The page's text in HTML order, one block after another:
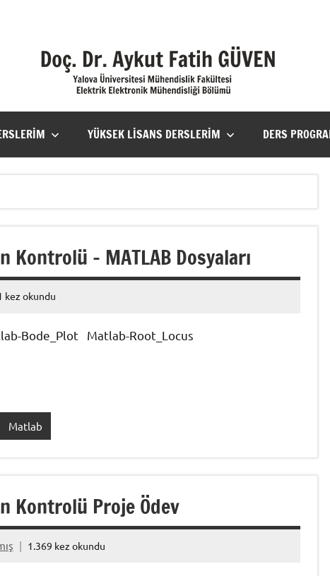
YÜKSEK LISANS DERSLERIM DERS
– MATLAB Dosyaları
kez okundu
Bode_Plot Matlab-Root_Locus
Matlab
Kontrolü Proje Ödev
1.369 kez okundu